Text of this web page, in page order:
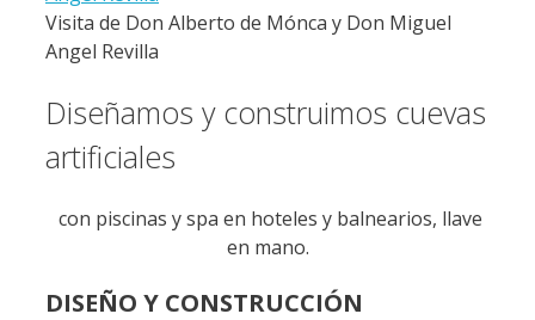
Visita de Don Alberto de Mónca y Don Miguel
Angel Revilla
Diseñamos y construimos cuevas
artificiales
con piscinas y spa en hoteles y balnearios, llave
en mano.
DISEÑO Y CONSTRUCCIÓN